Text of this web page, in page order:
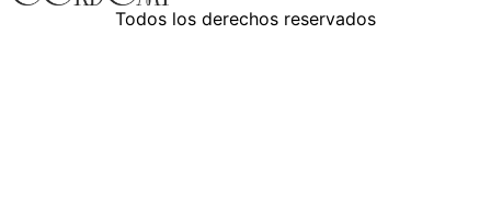
Todos los derechos reservados